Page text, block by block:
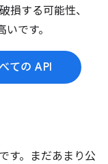
損する可能性、
です。
ての API
す。まだあまり公